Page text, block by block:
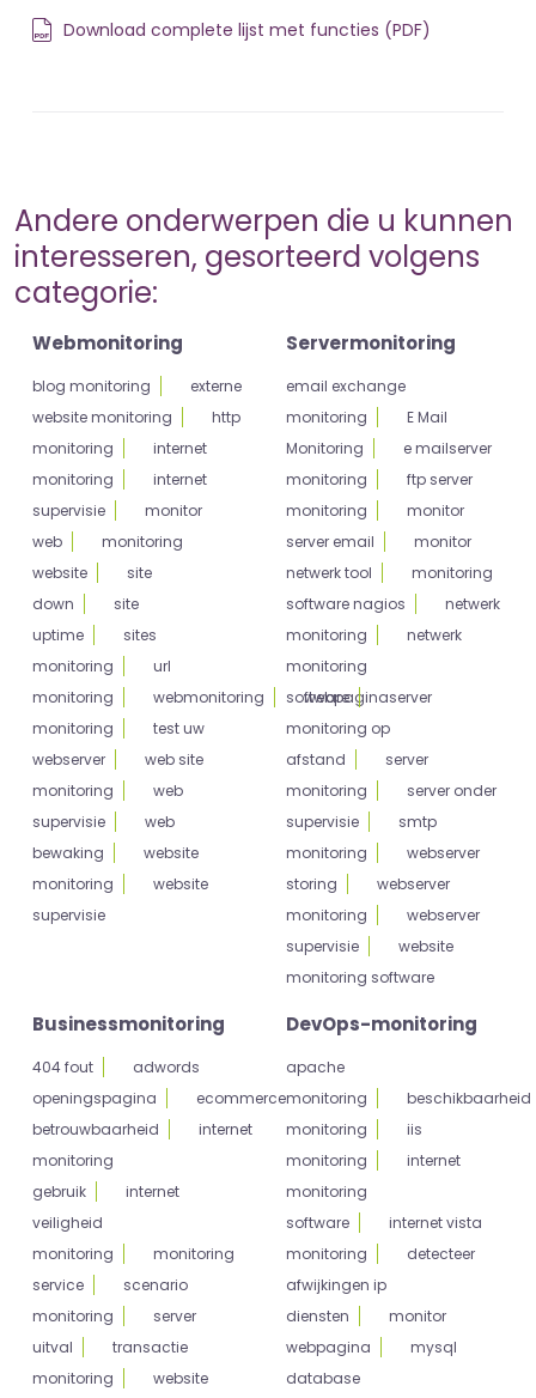
Download complete lijst met functies (PDF)
Andere onderwerpen die u kunnen
interesseren, gesorteerd volgens
categorie:
Webmonitoring
blog monitoring
externe
website monitoring
http
monitoring
internet
monitoring
internet
supervisie
monitor
web
monitoring
website
site
down
site
uptime
sites
monitoring
url
monitoring
webmonitoring
webpagina
monitoring
test uw
webserver
web site
monitoring
web
supervisie
web
bewaking
website
monitoring
website
supervisie
Servermonitoring
email exchange
monitoring
E Mail
Monitoring
e mailserver
monitoring
ftp server
monitoring
monitor
server email
monitor
netwerk tool
monitoring
software nagios
netwerk
monitoring
netwerk
monitoring
software
server
monitoring op
afstand
server
monitoring
server onder
supervisie
smtp
monitoring
webserver
storing
webserver
monitoring
webserver
supervisie
website
monitoring software
Businessmonitoring
404 fout
adwords
openingspagina
ecommerce
betrouwbaarheid
internet
monitoring
gebruik
internet
veiligheid
monitoring
monitoring
service
scenario
monitoring
server
uitval
transactie
monitoring
website
DevOps-monitoring
apache
monitoring
beschikbaarheid
monitoring
iis
monitoring
internet
monitoring
software
internet vista
monitoring
detecteer
afwijkingen ip
diensten
monitor
webpagina
mysql
database